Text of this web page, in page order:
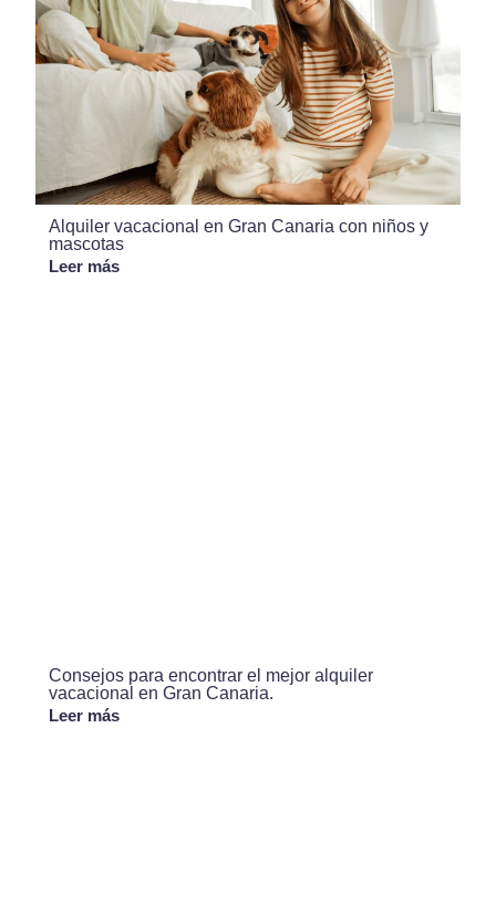
Alquiler vacacional en Gran Canaria con niños y
mascotas
Leer más
Consejos para encontrar el mejor alquiler
vacacional en Gran Canaria.
Leer más